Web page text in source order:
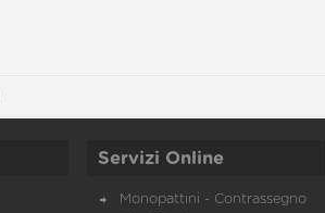
Servizi Online
Monopattini - Contrassegno